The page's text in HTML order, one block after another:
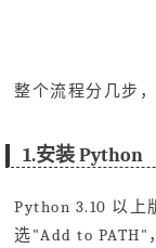
整个流程分几步
1.安装 Python
Python 3.10 以上
选"Add to PATH"